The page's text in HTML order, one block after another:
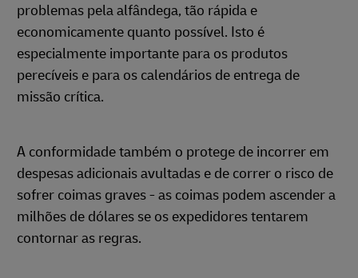
problemas pela alfândega, tão rápida e
economicamente quanto possível. Isto é
especialmente importante para os produtos
perecíveis e para os calendários de entrega de
missão crítica.
A conformidade também o protege de incorrer em
despesas adicionais avultadas e de correr o risco de
sofrer coimas graves - as coimas podem ascender a
milhões de dólares se os expedidores tentarem
contornar as regras.